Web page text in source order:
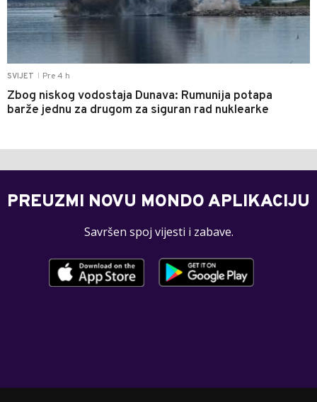
SVIJET Pre 4 h
Zbog niskog vodostaja Dunava: Rumunija potapa
barže jednu za drugom za siguran rad nuklearke
PREUZMI NOVU MONDO APLIKACIJU
Savršen spoj vijesti i zabave.